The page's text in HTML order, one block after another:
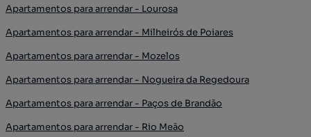
Apartamentos para arrendar - Lourosa
Apartamentos para arrendar - Milheirós de Poiares
Apartamentos para arrendar - Mozelos
Apartamentos para arrendar - Nogueira da Regedoura
Apartamentos para arrendar - Paços de Brandão
Apartamentos para arrendar - Rio Meão